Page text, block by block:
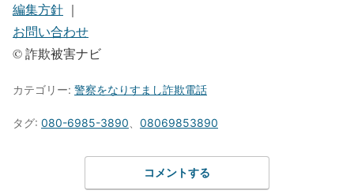
編集方針 ｜
お問い合わせ
© 詐欺被害ナビ
カテゴリー: 警察をなりすまし詐欺電話
タグ: 080-6985-3890、 08069853890
コメントする